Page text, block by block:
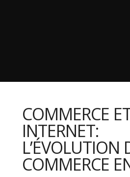
COMMERCE
INTERNET:
L’ÉVOLUTION
COMMERCE